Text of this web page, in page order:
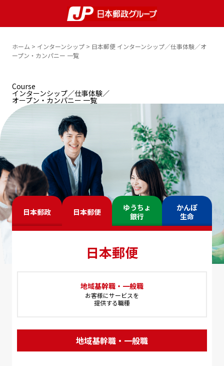
ホーム インターンシップ
日本郵便 インターンシップ／仕事体験／オ
ープン・カンパニー 一覧
Course
インターンシップ／仕事体験／
オープン・カンパニー 一覧
日本郵政 日本郵便
ゆうちょ
銀行
かんぽ
生命
日本郵便
地域基幹職・一般職
お客様にサービスを
提供する職種
地域基幹職・一般職